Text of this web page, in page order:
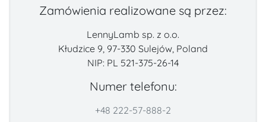
Zamówienia realizowane są przez:
LennyLamb sp. z o.o.
Kłudzice 9, 97-330 Sulejów, Poland
NIP: PL 521-375-26-14
Numer telefonu:
+48 222-57-888-2